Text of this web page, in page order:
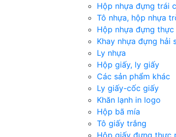
Hộp nhựa đựng trái
Tô nhựa, hộp nhựa
Hộp nhựa đựng thực
Khay nhựa đựng hải
Ly nhựa
Hộp giấy, ly giấy
Các sản phẩm khác
Ly giấy-cốc giấy
Khăn lạnh in logo
Hộp bã mía
Tô giấy trắng
Hộp giấy đựng thực